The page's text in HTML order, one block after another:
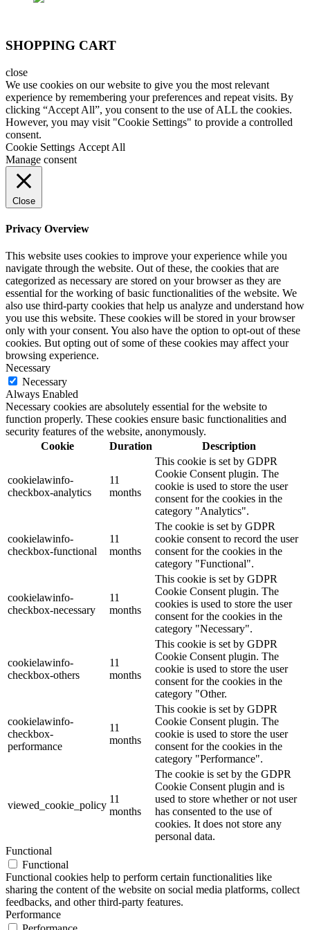
SHOPPING CART
close
We use cookies on our website to give you the most relevant
experience by remembering your preferences and repeat visits. By
clicking “Accept All”, you consent to the use of ALL the cookies.
However, you may visit "Cookie Settings" to provide a controlled
consent.
Cookie Settings Accept All
Manage consent
Close
Privacy Overview
This website uses cookies to improve your experience while you
navigate through the website. Out of these, the cookies that are
categorized as necessary are stored on your browser as they are
essential for the working of basic functionalities of the website. We
also use third-party cookies that help us analyze and understand how
you use this website. These cookies will be stored in your browser
only with your consent. You also have the option to opt-out of these
cookies. But opting out of some of these cookies may affect your
browsing experience.
Necessary
Necessary
Always Enabled
Necessary cookies are absolutely essential for the website to
function properly. These cookies ensure basic functionalities and
security features of the website, anonymously.
Cookie
Duration Description
cookielawinfo-
checkbox-analytics
11
months
This cookie is set by GDPR
Cookie Consent plugin. The
cookie is used to store the user
consent for the cookies in the
category "Analytics".
cookielawinfo-
checkbox-functional
11
months
The cookie is set by GDPR
cookie consent to record the user
consent for the cookies in the
category "Functional".
cookielawinfo-
checkbox-necessary
11
months
This cookie is set by GDPR
Cookie Consent plugin. The
cookies is used to store the user
consent for the cookies in the
category "Necessary".
cookielawinfo-
checkbox-others
11
months
This cookie is set by GDPR
Cookie Consent plugin. The
cookie is used to store the user
consent for the cookies in the
category "Other.
cookielawinfo-
checkbox-
performance
11
months
This cookie is set by GDPR
Cookie Consent plugin. The
cookie is used to store the user
consent for the cookies in the
category "Performance".
viewed_cookie_policy
11
months
The cookie is set by the GDPR
Cookie Consent plugin and is
used to store whether or not user
has consented to the use of
cookies. It does not store any
personal data.
Functional
Functional
Functional cookies help to perform certain functionalities like
sharing the content of the website on social media platforms, collect
feedbacks, and other third-party features.
Performance